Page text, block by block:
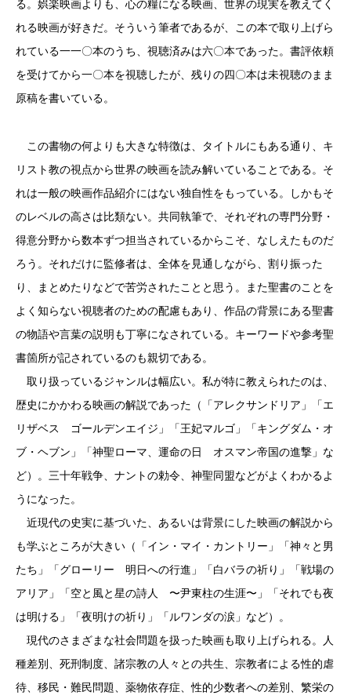
る。娯楽映画よりも、心の糧になる映画、世界の現実を教えてく
れる映画が好きだ。そういう筆者であるが、この本で取り上げら
れている一一〇本のうち、視聴済みは六〇本であった。書評依頼
を受けてから一〇本を視聴したが、残りの四〇本は未視聴のまま
原稿を書いている。
この書物の何よりも大きな特徴は、タイトルにもある通り、キ
リスト教の視点から世界の映画を読み解いていることである。そ
れは一般の映画作品紹介にはない独自性をもっている。しかもそ
のレベルの高さは比類ない。共同執筆で、それぞれの専門分野・
得意分野から数本ずつ担当されているからこそ、なしえたものだ
ろう。それだけに監修者は、全体を見通しながら、割り振った
り、まとめたりなどで苦労されたことと思う。また聖書のことを
よく知らない視聴者のための配慮もあり、作品の背景にある聖書
の物語や言葉の説明も丁寧になされている。キーワードや参考聖
書箇所が記されているのも親切である。
取り扱っているジャンルは幅広い。私が特に教えられたのは、
歴史にかかわる映画の解説であった（「アレクサンドリア」「エ
リザベス ゴールデンエイジ」「王妃マルゴ」「キングダム・オ
ブ・ヘブン」「神聖ローマ、運命の日 オスマン帝国の進撃」な
ど）。三十年戦争、ナントの勅令、神聖同盟などがよくわかるよ
うになった。
近現代の史実に基づいた、あるいは背景にした映画の解説から
も学ぶところが大きい（「イン・マイ・カントリー」「神々と男
たち」「グローリー 明日への行進」「白バラの祈り」「戦場の
アリア」「空と風と星の詩人 〜尹東柱の生涯〜」「それでも夜
は明ける」「夜明けの祈り」「ルワンダの涙」など）。
現代のさまざまな社会問題を扱った映画も取り上げられる。人
種差別、死刑制度、諸宗教の人々との共生、宗教者による性的虐
待、移民・難民問題、薬物依存症、性的少数者への差別、繁栄の